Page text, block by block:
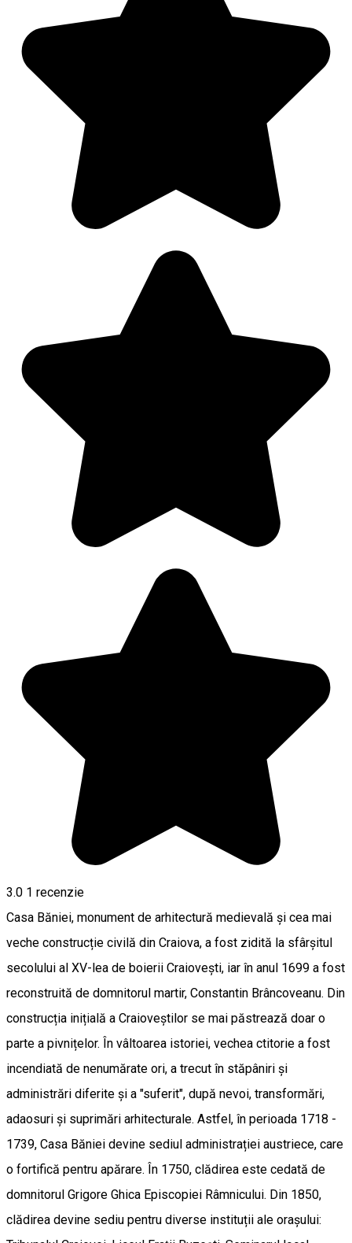
3.0 1 recenzie
Casa Băniei, monument de arhitectură medievală și cea mai
veche construcție civilă din Craiova, a fost zidită la sfârșitul
secolului al XV-lea de boierii Craiovești, iar în anul 1699 a fost
reconstruită de domnitorul martir, Constantin Brâncoveanu. Din
construcția inițială a Craioveștilor se mai păstrează doar o
parte a pivnițelor. În vâltoarea istoriei, vechea ctitorie a fost
incendiată de nenumărate ori, a trecut în stăpâniri și
administrări diferite și a "suferit", după nevoi, transformări,
adaosuri și suprimări arhitecturale. Astfel, în perioada 1718 -
1739, Casa Băniei devine sediul administrației austriece, care
o fortifică pentru apărare. În 1750, clădirea este cedată de
domnitorul Grigore Ghica Episcopiei Râmnicului. Din 1850,
clădirea devine sediu pentru diverse instituții ale orașului: